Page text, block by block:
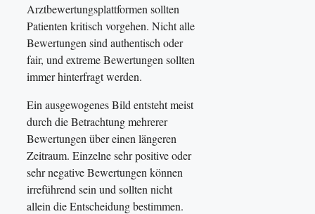
Arztbewertungsplattformen sollten
Patienten kritisch vorgehen. Nicht alle
Bewertungen sind authentisch oder
fair, und extreme Bewertungen sollten
immer hinterfragt werden.
Ein ausgewogenes Bild entsteht meist
durch die Betrachtung mehrerer
Bewertungen über einen längeren
Zeitraum. Einzelne sehr positive oder
sehr negative Bewertungen können
irreführend sein und sollten nicht
allein die Entscheidung bestimmen.